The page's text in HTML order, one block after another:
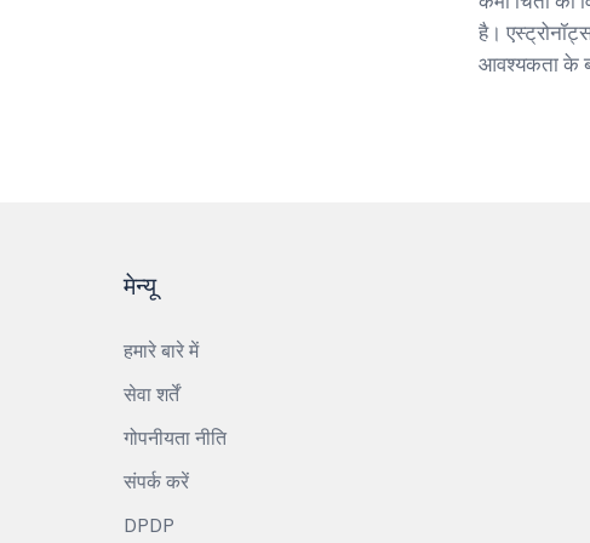
है।
आवश्यकता के
मेन्यू
हमारे बारे में
सेवा शर्तें
गोपनीयता नीति
संपर्क करें
DPDP